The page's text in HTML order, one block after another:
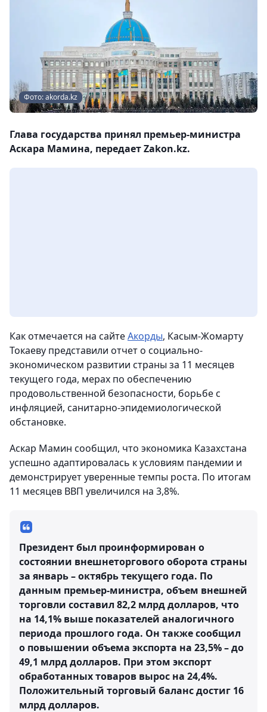
Фото: akorda.kz
Глава государства принял премьер-министра
Аскара Мамина, передает Zakon.kz.
Как отмечается на сайтеАкорды, Касым-Жомарту
Токаеву представили отчет о социально-
экономическом развитии страны за 11 месяцев
текущего года, мерах по обеспечению
продовольственной безопасности, борьбе с
инфляцией, санитарно-эпидемиологической
обстановке.
Аскар Мамин сообщил, что экономика Казахстана
успешно адаптировалась к условиям пандемии и
демонстрирует уверенные темпы роста. По итогам
11 месяцев ВВП увеличился на 3,8%.
Президент был проинформирован о
состоянии внешнеторгового оборота страны
за январь – октябрь текущего года. По
данным премьер-министра, объем внешней
торговли составил 82,2 млрд долларов, что
на 14,1% выше показателей аналогичного
периода прошлого года. Он также сообщил
о повышении объема экспорта на 23,5% – до
49,1 млрд долларов. При этом экспорт
обработанных товаров вырос на 24,4%.
Положительный торговый баланс достиг 16
млрд долларов.